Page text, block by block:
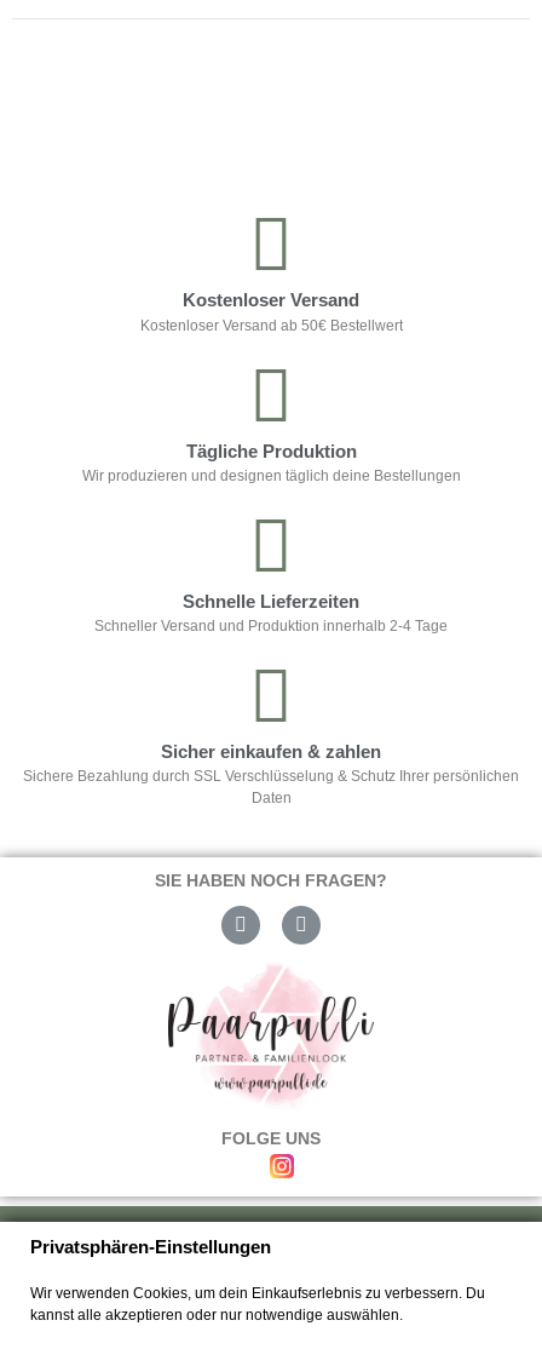
Kostenloser Versand
Kostenloser Versand ab 50€ Bestellwert
Tägliche Produktion
Wir produzieren und designen täglich deine Bestellungen
Schnelle Lieferzeiten
Schneller Versand und Produktion innerhalb 2-4 Tage
Sicher einkaufen & zahlen
Sichere Bezahlung durch SSL Verschlüsselung & Schutz Ihrer persönlichen
Daten
SIE HABEN NOCH FRAGEN?
FOLGE UNS
Über uns|Versand & Zahlung|Umtausch & Rückgabe
Kontakt
Privatsphären-Einstellungen
Wir verwenden Cookies, um dein Einkaufserlebnis zu verbessern. Du
kannst alle akzeptieren oder nur notwendige auswählen.